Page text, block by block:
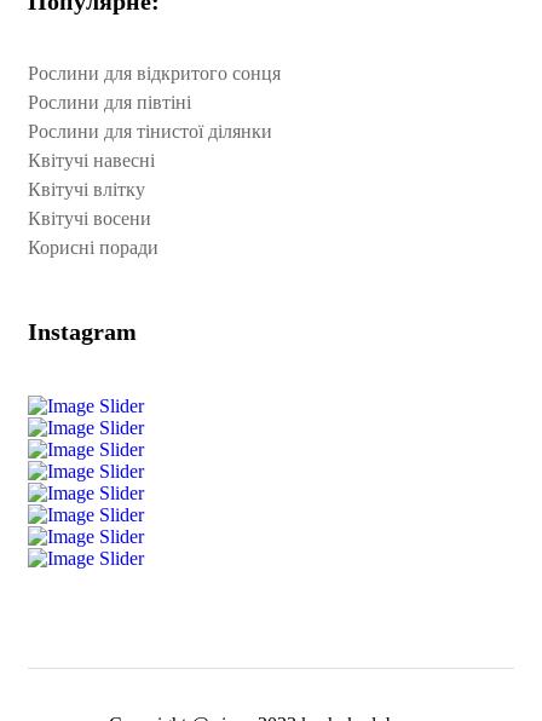
Рослини для відкритого сонця
Рослини для півтіні
Рослини для тінистої ділянки
Квітучі навесні
Квітучі влітку
Квітучі восени
Корисні поради
Instagram